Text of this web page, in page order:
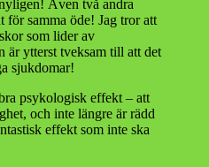
Även två andra
för samma öde! Jag tror att
som lider av
är ytterst tveksam till att det
sjukdomar!
psykologisk effekt – att
och inte längre är rädd
effekt som inte ska